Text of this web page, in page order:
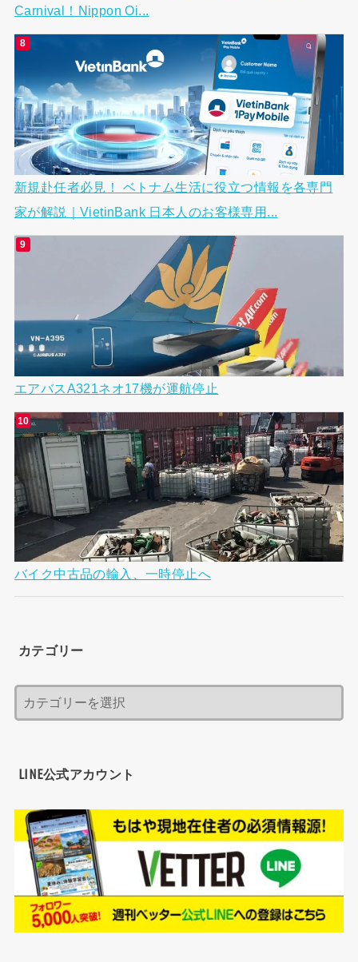
Carnival！Nippon Oi...
新規赴任者必見！ ベトナム生活に役立つ情報を各専門
家が解説｜VietinBank 日本人のお客様専用...
エアバスA321ネオ17機が運航停止
バイク中古品の輸入、一時停止へ
カテゴリー
LINE公式アカウント